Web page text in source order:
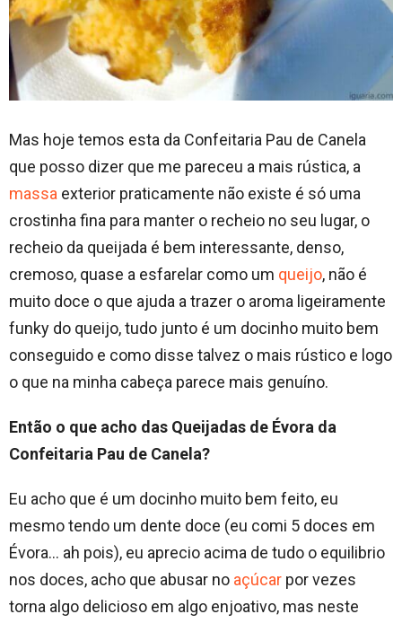
Mas hoje temos esta da Confeitaria Pau de Canela
que posso dizer que me pareceu a mais rústica, a
massa exterior praticamente não existe é só uma
crostinha fina para manter o recheio no seu lugar, o
recheio da queijada é bem interessante, denso,
cremoso, quase a esfarelar como um queijo, não é
muito doce o que ajuda a trazer o aroma ligeiramente
funky do queijo, tudo junto é um docinho muito bem
conseguido e como disse talvez o mais rústico e logo
o que na minha cabeça parece mais genuíno.
Então o que acho das Queijadas de Évora da
Confeitaria Pau de Canela?
Eu acho que é um docinho muito bem feito, eu
mesmo tendo um dente doce (eu comi 5 doces em
Évora… ah pois), eu aprecio acima de tudo o equilibrio
nos doces, acho que abusar no açúcar por vezes
torna algo delicioso em algo enjoativo, mas neste